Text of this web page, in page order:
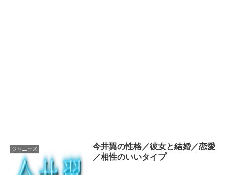
ジャニーズ
今井翼の性格／彼女と結婚／恋愛
／相性のいいタイプ